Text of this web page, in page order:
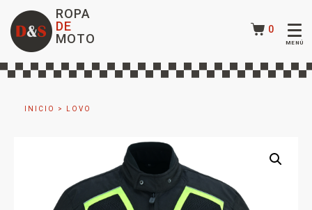
ROPA
DE
MOTO
0
INICIO > LOVO